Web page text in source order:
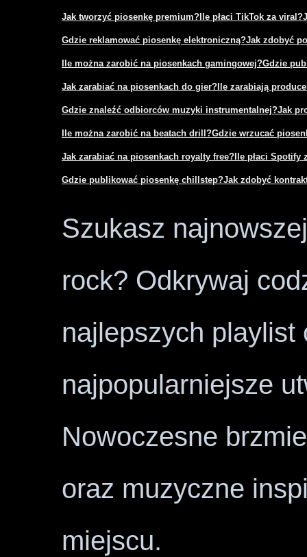
Jak tworzyć piosenkę premium? Ile płaci TikTok za viral?
Gdzie reklamować piosenkę elektroniczną?Jak zdobyć
Ile można zarobić na piosenkach gamingowej?Gdzie
Jak zarabiać na piosenkach do gier? Ile zarabiają
Gdzie znaleźć odbiorców muzyki instrumentalnej?Jak
Ile można zarobić na beatach drill?Gdzie wrzucać
Jak zarabiać na piosenkach royalty free? Ile płaci Spotify
Gdzie publikować piosenkę chillstep?Jak zdobyć
Szukasz
rock? Odkrywaj
najlepszych playlist
najpopularniejsze
Nowoczesne
oraz muzyczne
miejscu.